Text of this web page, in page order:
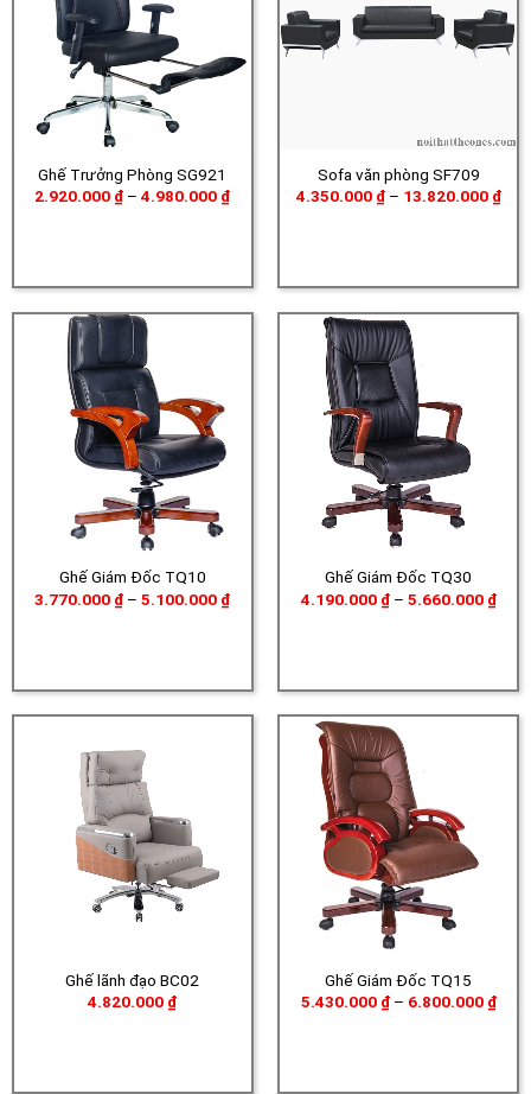
Ghế Trưởng Phòng SG921
2.920.000 ₫ – 4.980.000 ₫Khoảng
Sofa văn phòng SF709
4.350.000 ₫ – 13.820.000 ₫
giá:
Ghế Giám Đốc TQ10
3.770.000 ₫ – 5.100.000 ₫Khoảng
Ghế Giám Đốc TQ30
4.190.000 ₫ – 5.660.000 ₫
giá:
Ghế lãnh đạo BC02
4.820.000 ₫
Ghế Giám Đốc TQ15
5.430.000 ₫ – 6.800.000 ₫
giá: